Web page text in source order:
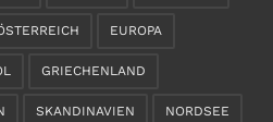
EUROPA
GRIECHENLAND
SKANDINAVIEN NORDSEE